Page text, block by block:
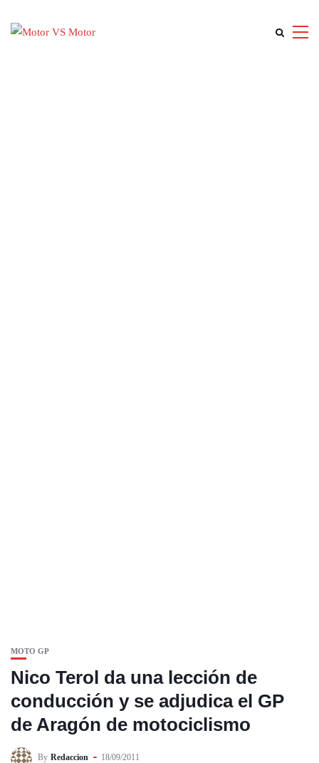
MOTO GP
Nico Terol da una lección de
conducción y se adjudica el GP
de Aragón de motociclismo
By Redaccion 18/09/2011